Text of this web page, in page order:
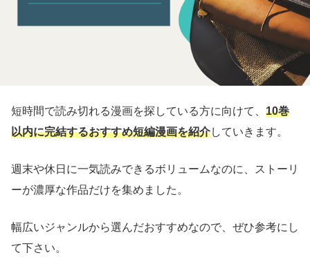
短時間で読み切れる漫画を探している方に向けて、 10巻
以内に完結するおすすめ短編漫画を紹介していきます。
週末や休日に一気読みできるボリュームなのに、ストーリ
ーが濃厚な作品だけを集めました。
幅広いジャンルから選んだおすすめなので、ぜひ参考にし
て下さい。